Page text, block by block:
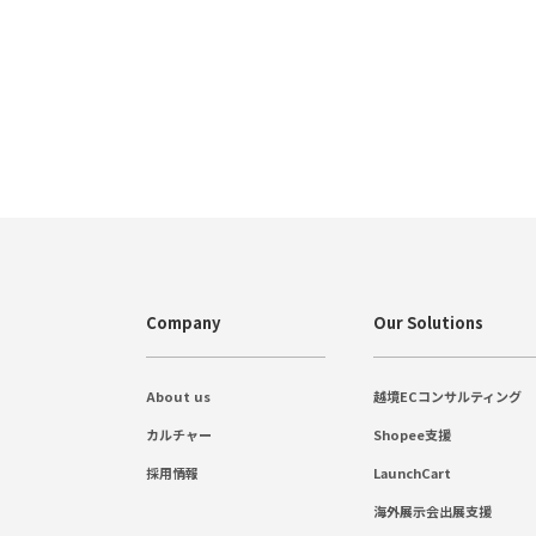
Company
About us
カルチャー
採用情報
Our Solutions
越境ECコンサルティング
Shopee支援
LaunchCart
海外展示会出展支援